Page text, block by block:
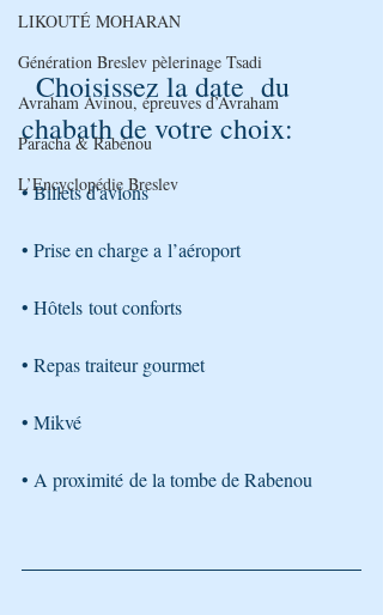
LIKOUTÉ MOHARAN
Génération Breslev pèlerinage Tsadi
Avraham Avinou, épreuves d’Avraham
Paracha & Rabénou
L’Encyclopédie Breslev
Choisissez la date  du
chabath de votre choix:
• Billets d'avions
• Prise en charge a l’aéroport
• Hôtels tout conforts
• Repas traiteur gourmet
• Mikvé
• A proximité de la tombe de Rabenou